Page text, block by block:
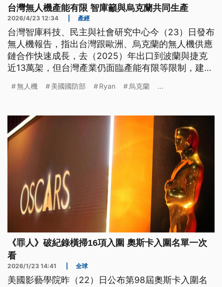
台灣無人機產能有限 智庫籲與烏克蘭共同生產
2026/4/23 12:34 產經
台灣智庫科技、民主與社會研究中心今（23）日發布
無人機報告，指出台灣跟歐洲、烏克蘭的無人機供應
鏈合作快速成長，去（2025）年出口到波蘭與捷克
近13萬架，但台灣產業仍面臨產能有限等限制，建議
Ryan指出，台灣、日本、菲律賓應借鏡烏克蘭建
無人機 美國國防部 Ryan 烏克蘭 ...
《罪人》破紀錄橫掃16項入圍 奧斯卡入圍名單一次
看
2026/1/23 14:41 全球
美國影藝學院昨（22）日公布第98屆奧斯卡入圍名